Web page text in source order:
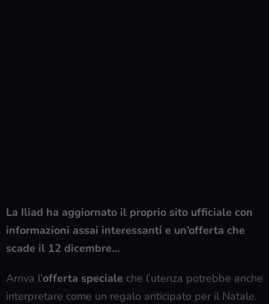
La Iliad ha aggiornato il proprio sito ufficiale con
informazioni assai interessanti e un’offerta che
scade il 12 dicembre…
Arriva l’offerta speciale che l’utenza potrebbe anche
interpretare come un regalo anticipato per il Natale.